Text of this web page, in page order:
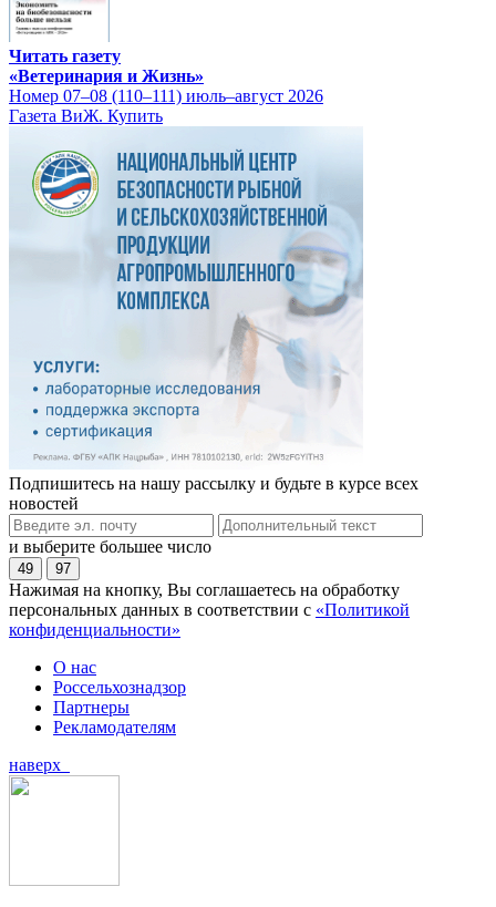
Читать газету
«Ветеринария и Жизнь»
Номер 07–08 (110–111) июль–август 2026
Газета ВиЖ. Купить
Подпишитесь на нашу рассылку и будьте в курсе всех
новостей
и выберите большее число
49 97
Нажимая на кнопку, Вы соглашаетесь на обработку
персональных данных в соответствии с «Политикой
конфиденциальности»
О нас
Россельхознадзор
Партнеры
Рекламодателям
наверх